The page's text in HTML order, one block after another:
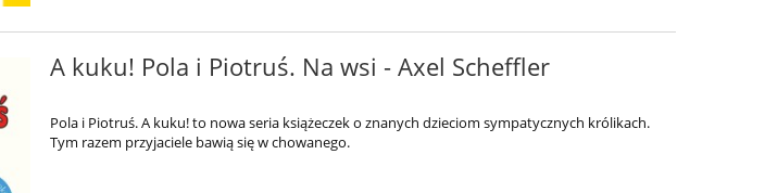
A kuku! Pola i Piotruś. Na wsi - Axel Scheffler
Pola i Piotruś. A kuku! to nowa seria książeczek o znanych dzieciom sympatycznych królikach.
Tym razem przyjaciele bawią się w chowanego.